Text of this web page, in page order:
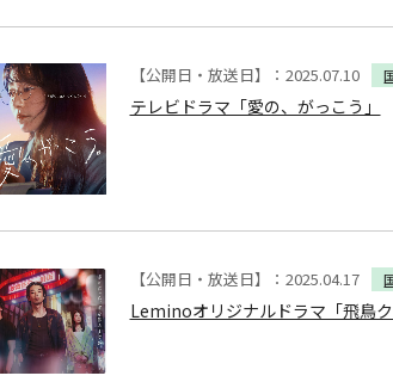
【公開日・放送日】：2025.07.10
テレビドラマ「愛の、がっこう」
【公開日・放送日】：2025.04.17
Leminoオリジナルドラマ「飛鳥ク